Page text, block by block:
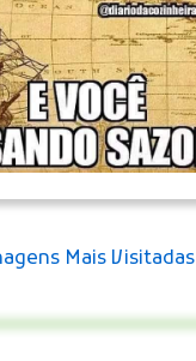
Mais Visitadas